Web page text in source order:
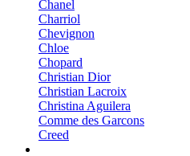
Chanel
Charriol
Chevignon
Chloe
Chopard
Christian Dior
Christian Lacroix
Christina Aguilera
Comme des Garcons
Creed